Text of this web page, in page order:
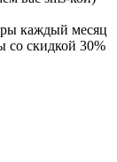
каждый месяц
со скидкой 30%